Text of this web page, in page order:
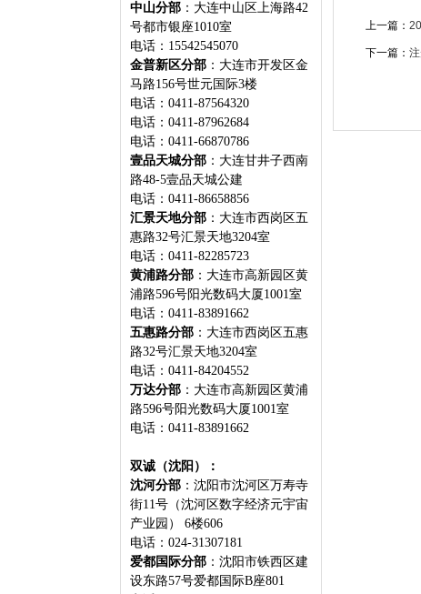
中山分部 ：大连中山区上海路42
号都市银座1010室
电话：15542545070
金普新区分部 ：大连市开发区金
马路156号世元国际3楼
电话：0411-87564320
电话：0411-87962684
电话：0411-66870786
壹品天城分部 ：大连甘井子西南
路48-5壹品天城公建
电话：0411-86658856
汇景天地分部 ：大连市西岗区五
惠路32号汇景天地3204室
电话：0411-82285723
黄浦路分部 ：大连市高新园区黄
浦路596号阳光数码大厦1001室
电话：0411-83891662
五惠路分部 ：大连市西岗区五惠
路32号汇景天地3204室
电话：0411-84204552
万达分部 ：大连市高新园区黄浦
路596号阳光数码大厦1001室
电话：0411-83891662
双诚（沈阳）：
沈河分部 ：沈阳市沈河区万寿寺
街11号（沈河区数字经济元宇宙
产业园） 6楼606
电话：024-31307181
爱都国际分部 ：沈阳市铁西区建
设东路57号爱都国际B座801
上一篇：
下一篇：